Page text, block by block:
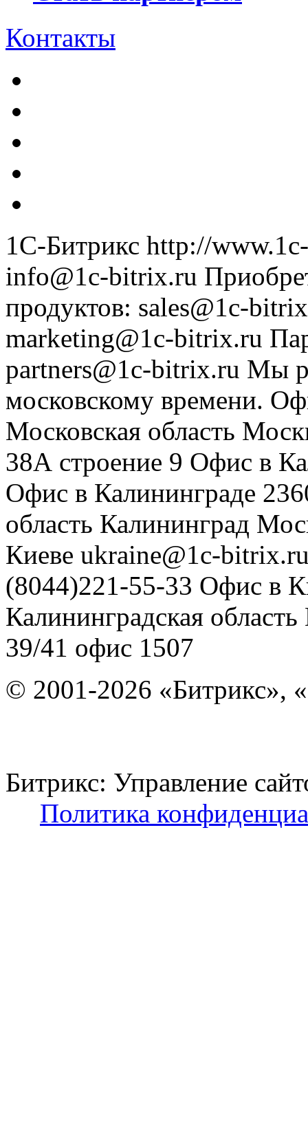
Контакты
1С-Битрикс http://
info@1c-bitrix.ru
продуктов: sales@1c-
marketing@1c-bitrix.ru
partners@1c-bitrix.ru Мы
московскому времени.
Московская область
38А строение 9 Офис в
Офис в Калининграде
область Калининград
Киеве ukraine@1c-
(8044)221-55-33 Офис в
Калининградская область
39/41 офис 1507
© 2001-2026 «Битрикс»,
Битрикс: Управление
Политика